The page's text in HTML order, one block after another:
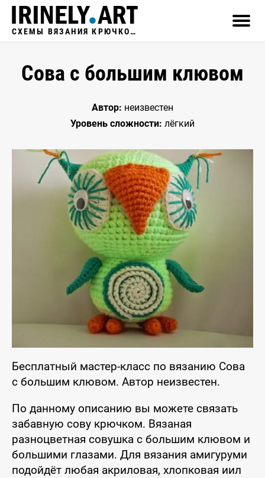
СХЕМЫ ВЯЗАНИЯ КРЮЧКОМ
Сова с большим клювом
Автор: неизвестен
Уровень сложности: лёгкий
Бесплатный мастер-класс по вязанию Сова
с большим клювом. Автор неизвестен.
По данному описанию вы можете связать
забавную сову крючком. Вязаная
разноцветная совушка с большим клювом и
большими глазами. Для вязания амигуруми
подойдёт любая акриловая, хлопковая иил